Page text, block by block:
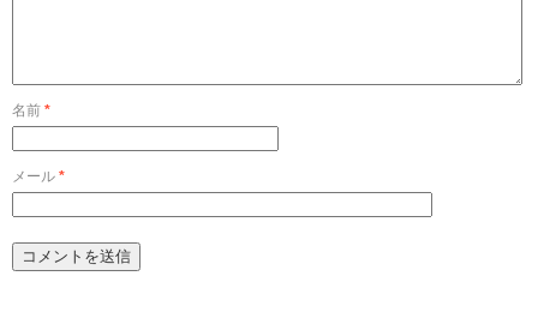
名前 *
メール *